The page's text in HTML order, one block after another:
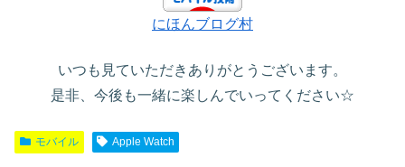
にほんブログ村
いつも見ていただきありがとうございます。
是非、今後も一緒に楽しんでいってください☆
モバイル Apple Watch